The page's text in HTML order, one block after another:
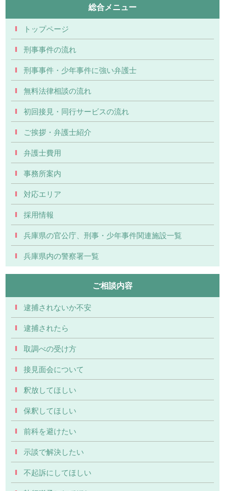
総合メニュー
トップページ
刑事事件の流れ
刑事事件・少年事件に強い弁護士
無料法律相談の流れ
初回接見・同行サービスの流れ
ご挨拶・弁護士紹介
弁護士費用
事務所案内
対応エリア
採用情報
兵庫県の官公庁、刑事・少年事件関連施設一覧
兵庫県内の警察署一覧
ご相談内容
逮捕されないか不安
逮捕されたら
取調べの受け方
接見面会について
釈放してほしい
保釈してほしい
前科を避けたい
示談で解決したい
不起訴にしてほしい